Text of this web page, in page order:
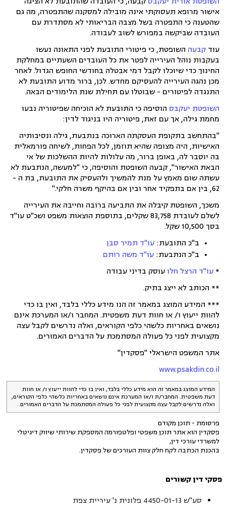
אישור מרופא תעסוקתי אינה מובילה למסקנה שהתפטרה, מה גם
שהטענה כי התפטרה בשל מצבה הבריאותי לא מסתדרת עם
העובדה שביקשה במפורש לשוב לעבודה.
עוד קבעה השופטת, כי פיטורי התובעת לפני התאונה נעשו
בעקבות נוהל העירייה לפטר את כל העובדים השעתיים במחלקת
החינוך כדי שיוכלו לקבל דמי אבטלה בחודשי החופש הגדול. לאחר
מכן נהגה העירייה להעסיקם מחדש. לכן, ברור מדוע התובעת לא
התנגדה לפיטורים - שבוטלו עם תחילת שנת הלימודים הבאה.
השופטת יעקבס הוסיפה כי התובעת לא הוכיחה שפיטוריה נבעו
מחמת גילה, אך עם זאת, פיטוריה היו בניגוד לדין:
"בהתחשב בתקופת העסקתה הארוכה בנתבעת, גילה ונסיבותיה
האישיות, היה מצופה שהיא תוזמן, לכל הפחות, לשיחה פורמאלית
בה יוסבר לה, באופן ברור, מה עלולות להיות ההשלכות של אי
הבאת האישור", קבעה השופטת והוסיפה, כי "למעשה, הנתבעת לא
עשתה שום מאמץ על מנת להמשיך ולהעסיק את התובעת, בת ה -
62, בין אם בתפקיד אחר ובין אם בהיקף משרה חלקי."
משכך, השופטת קיבלה את התביעה ברובה וחייבה את העירייה
לשלם לעובדת 83,758 שקלים, בתוספת הוצאות משפט ושכ"ט עו"ד
בסך 10,500 שקל.
ב"כ התובעת: עו"ד תמיר סבן
ב"כ הנתבעת: עו"ד משה רותם
* עו"ד הרצל חלועוסק בדיני עבודה
** הכותב לא ייצג בתיק.
*** המידע המוצג במאמר זה הנו מידע כללי בלבד, ואין בו כדי
להוות ייעוץ ו/ או חוות דעת משפטית. המחבר ו/או המערכת אינם
נושאים באחריות כלשהי כלפי הקוראים, ואלה נדרשים לקבל עצה
מקצועית לפני כל פעולה המסתמכת על הדברים האמורים.
אתר המשפט הישראלי "פסקדין"
www.psakdin.co.il
המידע המוצג במאמר זה הוא מידע כללי בלבד, ואין בו כדי להוות ייעוץ ו/ או חוות
דעת משפטית. המחבר/ת ו/או המערכת אינם נושאים באחריות כלשהי כלפי הקוראים,
ואלה נדרשים לקבל עצה מקצועית לפני כל פעולה המסתמכת על הדברים האמורים.
פרסומת - תוכן מקודם
פסקדין הוא אתר תוכן משפטי ופלטפורמה המספקת שירותי שיווק דיגיטלי
למשרדי עורכי דין,
בהכנת הכתבה לקח חלק צוות העורכים של פסקדין.
פסקי דין קשורים
סע"ש 4450-01-13 פלונית נ' עיריית צפת